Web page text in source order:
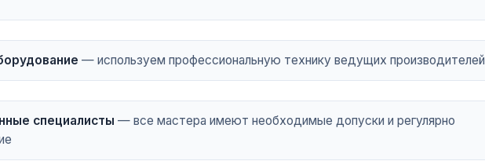
— используем профессиональную технику ведущих производителей
специалисты — все мастера имеют необходимые допуски и регулярно